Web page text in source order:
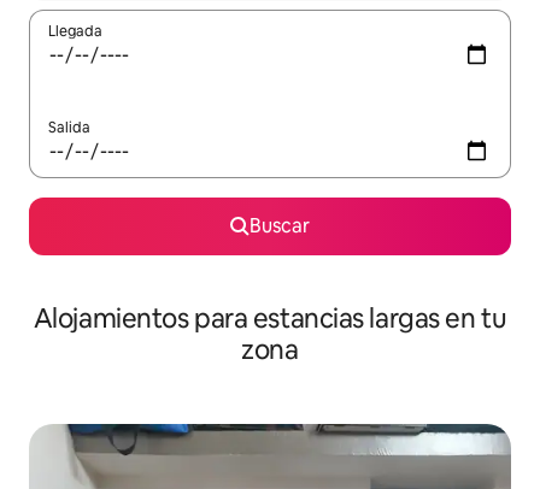
Llegada
Salida
Buscar
Alojamientos para estancias largas en tu
zona